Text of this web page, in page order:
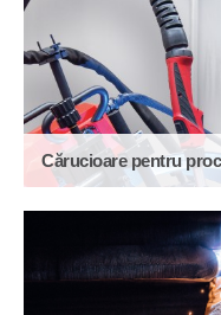
Cărucioare pentru